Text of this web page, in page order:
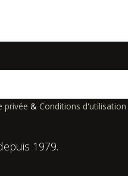
privée & Conditions d'utilisation
1979.